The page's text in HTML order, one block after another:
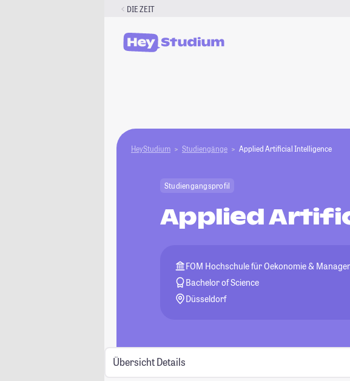
DIE ZEIT
HeyStudium Studiengänge Applied Artificial Intelligence
Studiengangsprofil
Applied
FOM Hochschule für Oekonomie &
Bachelor of Science
Düsseldorf
Übersicht Details